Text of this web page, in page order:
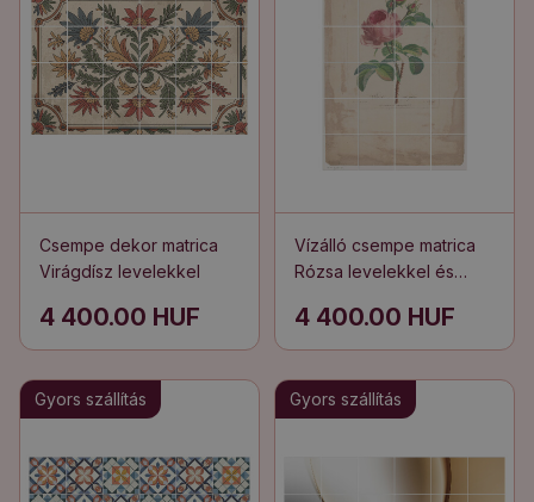
Csempe dekor matrica
Virágdísz levelekkel
4 400.00 HUF
Vízálló csempe matrica
Rózsa levelekkel és
4 400.00 HUF
Gyors szállítás Gyors szállítás